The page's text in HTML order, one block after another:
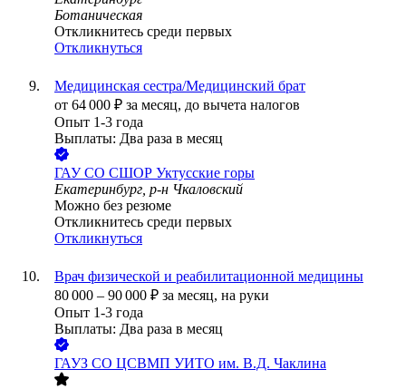
Ботаническая
Откликнитесь среди первых
Откликнуться
Медицинская сестра/Медицинский брат
от 64 000 ₽ за месяц, до вычета налогов
Опыт 1-3 года
Выплаты: Два раза в месяц
ГАУ СО СШОР Уктусские горы
Екатеринбург, р-н Чкаловский
Можно без резюме
Откликнитесь среди первых
Откликнуться
Врач физической и реабилитационной медицины
80 000 – 90 000 ₽ за месяц, на руки
Опыт 1-3 года
Выплаты: Два раза в месяц
ГАУЗ СО ЦСВМП УИТО им. В.Д. Чаклина